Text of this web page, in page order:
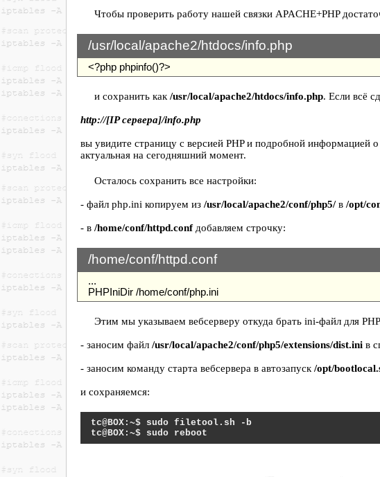
Чтобы проверить работу нашей связки APACHE+PHP
/usr/local/apache2/htdocs/info.php
<?php phpinfo()?>
и сохранить как/usr/local/apache2/htdocs/info.php. Если всё
http://[IP сервера]/info.php
вы увидите страницу с версией PHP и подробной информацией
актуальная на сегодняшний момент.
Осталось сохранить все настройки:
- файл php.ini копируем из/usr/local/apache2/conf/php5/в/opt/
- в/home/conf/httpd.confдобавляем строчку:
/home/conf/httpd.conf
...
PHPIniDir /home/conf/php.ini
Этим мы указываем вебсерверу откуда брать ini-файл для
- заносим файл/usr/local/apache2/conf/php5/extensions/dist.ini в
- заносим команду старта вебсервера в автозапуск/opt/
и сохраняемся:
sudo filetool.sh -b
sudo reboot